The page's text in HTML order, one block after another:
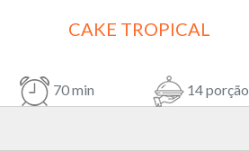
CAKE TROPICAL
70 min 14 porção